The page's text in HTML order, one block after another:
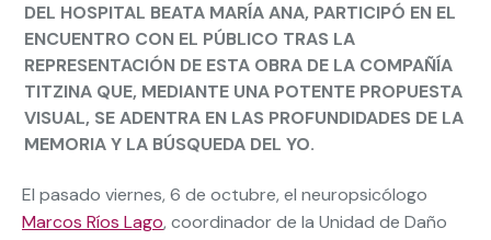
DEL HOSPITAL BEATA MARÍA ANA, PARTICIPÓ EN EL
ENCUENTRO CON EL PÚBLICO TRAS LA
REPRESENTACIÓN DE ESTA OBRA DE LA COMPAÑÍA
TITZINA QUE, MEDIANTE UNA POTENTE PROPUESTA
VISUAL, SE ADENTRA EN LAS PROFUNDIDADES DE LA
MEMORIA Y LA BÚSQUEDA DEL YO.
El pasado viernes, 6 de octubre, el neuropsicólogo
Marcos Ríos Lago, coordinador de la Unidad de Daño